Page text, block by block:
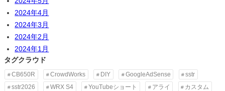
2024年4月
2024年3月
2024年2月
2024年1月
タグクラウド
CB650R CrowdWorks DIY GoogleAdSense
sstr
sstr2026
WRX S4 YouTubeショート アライ
カスタム